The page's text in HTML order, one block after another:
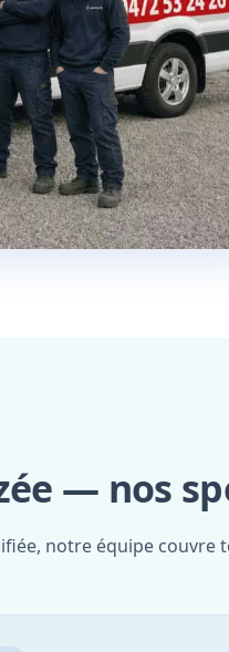
— nos
notre équipe couvre